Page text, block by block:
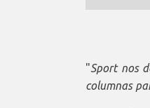
"Sport nos
columnas